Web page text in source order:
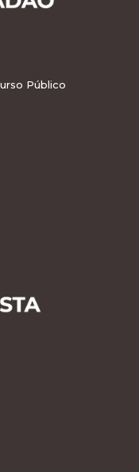
Público